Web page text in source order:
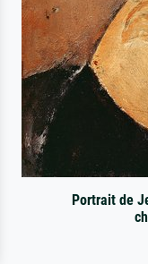
Portrait de